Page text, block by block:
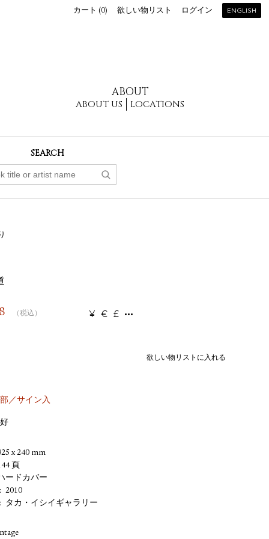
ABOUT
ABOUT US LOCATIONS
カート (0) 欲しい物リスト ログイン ENGLISH
SEARCH
（税込） ¥ € £
欲しい物リストに入れる
／サイン入
x 240 mm
頁
ードカバー
2010
タカ・イシイギャラリー